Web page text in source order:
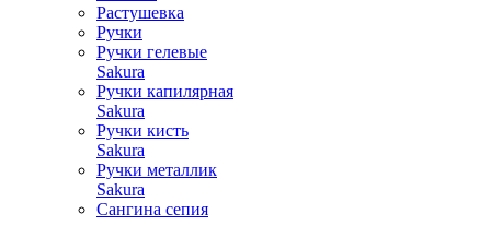
Растушевка
Ручки
Ручки гелевые
Sakura
Ручки капилярная
Sakura
Ручки кисть
Sakura
Ручки металлик
Sakura
Сангина сепия